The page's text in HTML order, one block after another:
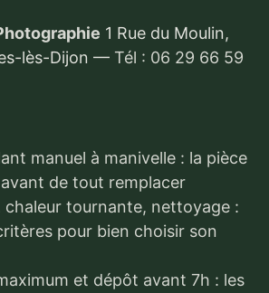
1 Rue du Moulin,
lès-Dijon — Tél : 06 29 66 59
manuel à manivelle : la pièce
de tout remplacer
chaleur tournante, nettoyage :
pour bien choisir son
et dépôt avant 7h : les